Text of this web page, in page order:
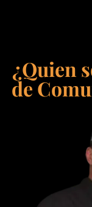
¿Quien
de